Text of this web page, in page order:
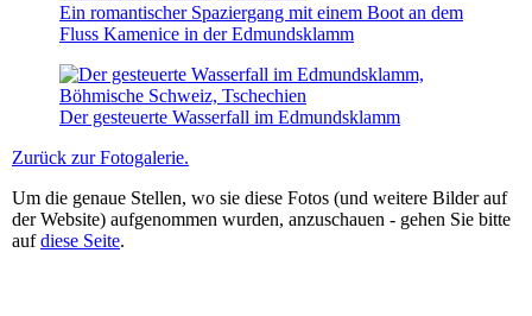
Ein romantischer Spaziergang mit einem Boot an dem
Fluss Kamenice in der Edmundsklamm
Der gesteuerte Wasserfall im Edmundsklamm
Zurück zur Fotogalerie.
Um die genaue Stellen, wo sie diese Fotos (und weitere Bilder auf
der Website) aufgenommen wurden, anzuschauen - gehen Sie bitte
aufdiese Seite.